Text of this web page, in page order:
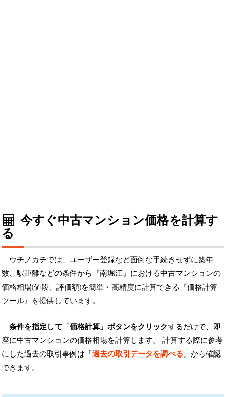
今すぐ中古マンション価格を計算す
る
ウチノカチでは、ユーザー登録など面倒な手続きせずに築年
数、駅距離などの条件から『南堀江』における中古マンションの
価格相場(値段、評価額)を簡単・高精度に計算できる『価格計算
ツール』を提供しています。
条件を指定して「価格計算」ボタンをクリックするだけで、即
座に中古マンションの価格相場を計算します。 計算する際に参考
にした過去の取引事例は「過去の取引データを調べる 」から確認
できます。